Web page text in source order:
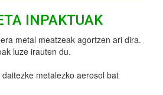
INPAKTUAK
metal meatzeak agortzen ari dira.
luze irauten du.
metalezko aerosol bat